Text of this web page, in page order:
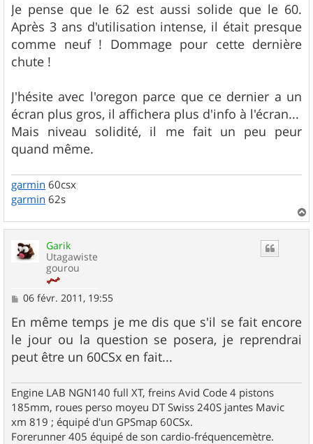
Je pense que le 62 est aussi solide que le 60.
Après 3 ans d'utilisation intense, il était presque
comme neuf ! Dommage pour cette dernière
chute !
J'hésite avec l'oregon parce que ce dernier a un
écran plus gros, il affichera plus d'info à l'écran...
Mais niveau solidité, il me fait un peu peur
quand même.
garmin 60csx
garmin 62s
a
Garik
Utagawiste
gourou
M
s
s
a
g
e
06 févr. 2011, 19:55
En même temps je me dis que s'il se fait encore
le jour ou la question se posera, je reprendrai
peut être un 60CSx en fait...
Engine LAB NGN140 full XT, freins Avid Code 4 pistons
185mm, roues perso moyeu DT Swiss 240S jantes Mavic
xm 819 ; équipé d'un GPSmap 60CSx.
Forerunner 405 équipé de son cardio-fréquencemètre.